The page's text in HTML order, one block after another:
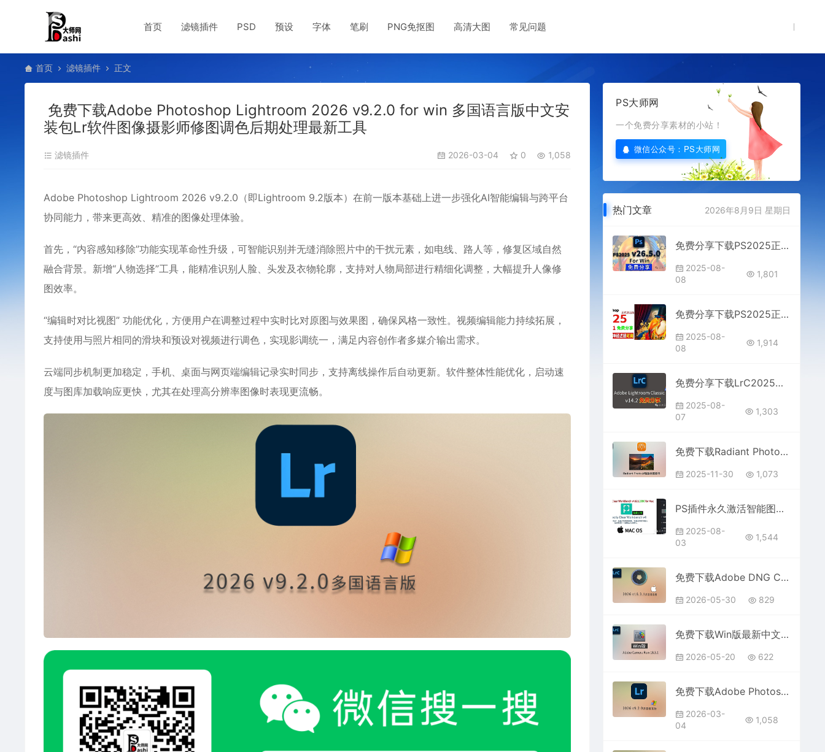
首页 滤镜插件 PSD 预设 字体 笔刷 PNG免抠图 高清大图 常见问题
首页 滤镜插件 正文
免费下载Adobe Photoshop Lightroom 2026 v9.2.0 for win 多国语言版中文安
装包Lr软件图像摄影师修图调色后期处理最新工具
滤镜插件 2026-03-04 0 1,058
Adobe Photoshop Lightroom 2026 v9.2.0（即Lightroom 9.2版本）在前一版本基础上进一步强化AI智能编辑与跨平台
协同能力，带来更高效、精准的图像处理体验。
首先，“内容感知移除”功能实现革命性升级‌，可智能识别并无缝消除照片中的干扰元素，如电线、路人等，修复区域自然
融合背景。新增‌“人物选择”工具‌，能精准识别人脸、头发及衣物轮廓，支持对人物局部进行精细化调整，大幅提升人像修
图效率。
‌“编辑时对比视图”‌ 功能优化，方便用户在调整过程中实时比对原图与效果图，确保风格一致性。视频编辑能力持续拓展，
支持使用与照片相同的滑块和预设对视频进行调色，实现影调统一，满足内容创作者多媒介输出需求。
云端同步机制更加稳定，手机、桌面与网页端编辑记录实时同步，支持离线操作后自动更新。软件整体性能优化，启动速
度与图库加载响应更快，尤其在处理高分辨率图像时表现更流畅。
PS大师网
一个免费分享素材的小站！
微信公众号：PS大师网
热门文章 2026年8月9日 星期日
免费分享下载PS2025正式中文汉化破解激活版Adobe Photoshop 2025 v26.5.0多国语言一键安装包最新版本
2025-08-
08
1,801
免费分享下载PS2025正式中文汉化破解激活版Adobe Photoshop 2025 v26.4.1多国语言一键安装包最新版本
2025-08-
08
1,914
免费分享下载LrC2025中文汉化多国语言激活破解版本Adobe Lightroom Classic v14.2软件安装包插件
2025-08-
07
1,303
免费下载Radiant Photo v2.2.0.814 for win人像图像风光智能AI处理软件中文版PS磨皮LR插件安装包
2025-11-30 1,073
PS插件永久激活智能图像清晰度处理软件Perfectly Clear WorkBench v4.6.1.2696 for Mac
2025-08-
03
1,544
免费下载Adobe DNG Converter v18.3.1 for Mac多国语言中文版安装包图片RAW相机照片格式转换器Lrc数字负片PS插件软件工具
2026-05-30 829
免费下载Win版最新中文PS增效工具插件Adobe Camera Raw 2026 ACR v18.3.1 摄影后期一键安装包预设Lrc照片文件文档格式打开处理编辑
2026-05-20 622
免费下载Adobe Photoshop Lightroom 2026 v9.2.0 for win 多国语言版中文安装包Lr软件图像摄影师修图调色后期处理最新工具
2026-03-
04
1,058